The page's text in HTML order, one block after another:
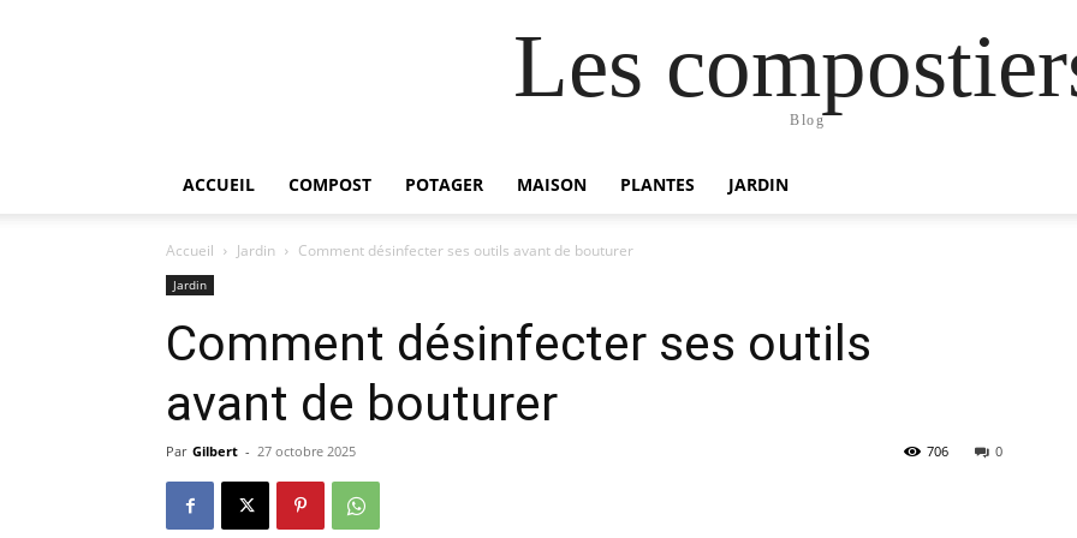
Les
Blog
ACCUEIL COMPOST POTAGER MAISON PLANTES JARDIN
Accueil Jardin Comment désinfecter ses outils avant de bouturer
Jardin
Comment désinfecter ses outils
avant de bouturer
Par Gilbert - 27 octobre 2025 0
706